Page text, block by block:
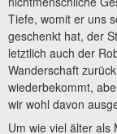
Tiefe, womit er uns
geschenkt hat, der
letztlich auch der
Wanderschaft
wiederbekommt,
wir wohl davon
Um wie viel älter als